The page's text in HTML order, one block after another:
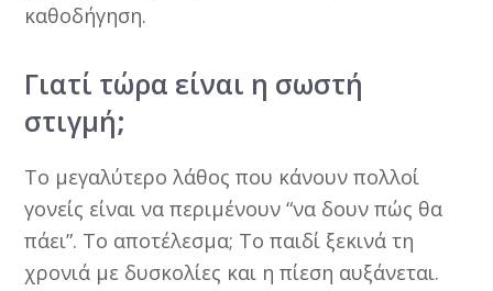
καθοδήγηση.
Γιατί τώρα είναι η σωστή
στιγμή;
Το μεγαλύτερο λάθος που κάνουν πολλοί
γονείς είναι να περιμένουν “να δουν πώς θα
πάει”. Το αποτέλεσμα; Το παιδί ξεκινά τη
χρονιά με δυσκολίες και η πίεση αυξάνεται.